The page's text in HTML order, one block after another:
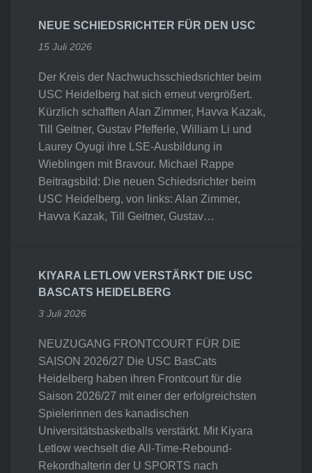
NEUE SCHIEDSRICHTER FÜR DEN USC
15 Juli 2026
Der Kreis der Nachwuchsschiedsrichter beim
USC Heidelberg hat sich erneut vergrößert.
Kürzlich schafften Alan Zimmer, Havva Kazak,
Till Geitner, Gustav Pfefferle, William Li und
Laurey Oyugi ihre LSE-Ausbildung in
Wieblingen mit Bravour. Michael Rappe
Beitragsbild: Die neuen Schiedsrichter beim
USC Heidelberg, von links: Alan Zimmer,
Havva Kazak, Till Geitner, Gustav…
KIYARA LETLOW VERSTÄRKT DIE USC
BASCATS HEIDELBERG
3 Juli 2026
NEUZUGANG FRONTCOURT FÜR DIE
SAISON 2026/27 Die USC BasCats
Heidelberg haben ihren Frontcourt für die
Saison 2026/27 mit einer der erfolgreichsten
Spielerinnen des kanadischen
Universitätsbasketballs verstärkt. Mit Kiyara
Letlow wechselt die All-Time-Rebound-
Rekordhalterin der U SPORTS nach